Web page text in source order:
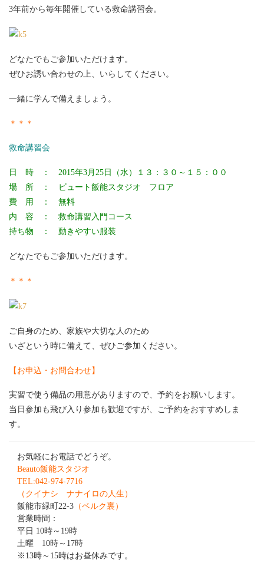
3年前から毎年開催している救命講習会。
どなたでもご参加いただけます。
ぜひお誘い合わせの上、いらしてください。
一緒に学んで備えましょう。
＊＊＊
救命講習会
日 時 ： 2015年3月25日（水）１３：３０～１５：００
場 所 ： ビュート飯能スタジオ フロア
費 用 ： 無料
内 容 ： 救命講習入門コース
持ち物 ： 動きやすい服装
どなたでもご参加いただけます。
＊＊＊
ご自身のため、家族や大切な人のため
いざという時に備えて、ぜひご参加ください。
【お申込・お問合わせ】
実習で使う備品の用意がありますので、予約をお願いします。
当日参加も飛び入り参加も歓迎ですが、ご予約をおすすめしま
す。
お気軽にお電話でどうぞ。
Beauto飯能スタジオ
TEL:042-974-7716
（クイナシ ナナイロの人生）
飯能市緑町22-3 （ベルク裏）
営業時間：
平日 10時～19時
土曜 10時～17時
※13時～15時はお昼休みです。